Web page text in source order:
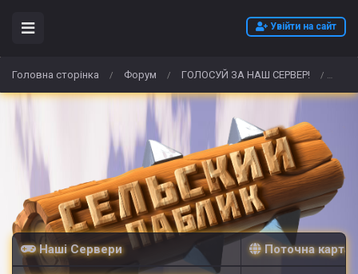
Увійти на сайт
Головна сторінка / Форум / ГОЛОСУЙ ЗА НАШ СЕРВЕР! /
Наші Сервери Поточна карта